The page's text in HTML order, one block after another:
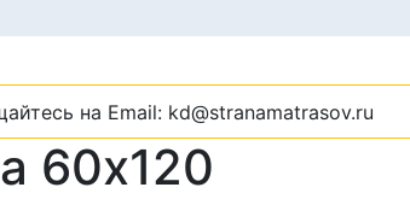
на Email: kd@stranamatrasov.ru
60x120